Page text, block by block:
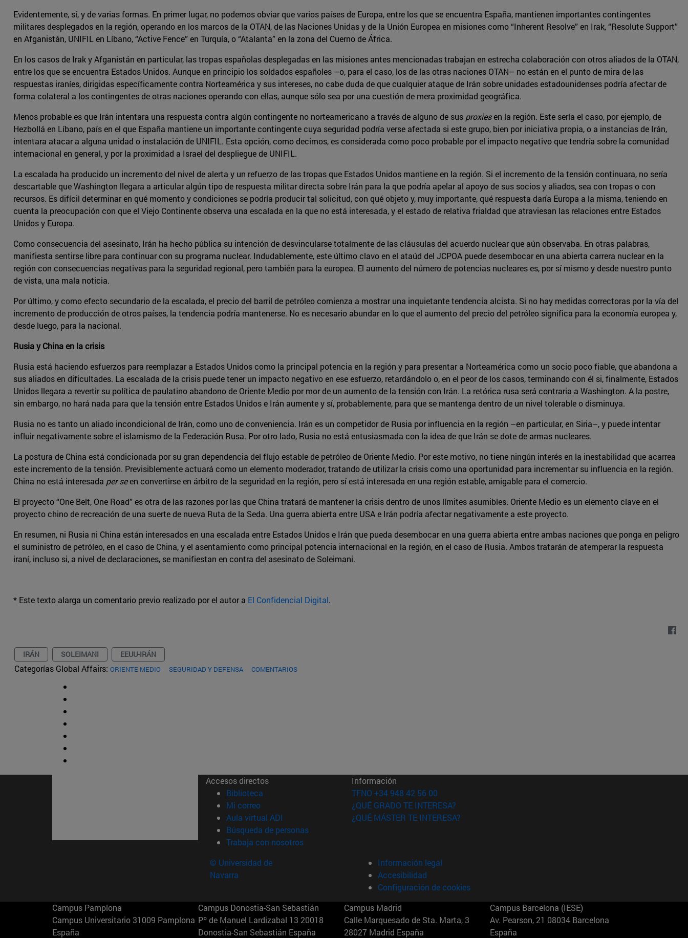
Evidentemente, sí, y de varias formas. En primer lugar, no podemos obviar que varios países de Europa, entre los que se encuentra España, mantienen importantes contingentes
militares desplegados en la región, operando en los marcos de la OTAN, de las Naciones Unidas y de la Unión Europea en misiones como “Inherent Resolve” en Irak, “Resolute Support”
en Afganistán, UNIFIL en Líbano, “Active Fence” en Turquía, o “Atalanta” en la zona del Cuerno de África.
En los casos de Irak y Afganistán en particular, las tropas españolas desplegadas en las misiones antes mencionadas trabajan en estrecha colaboración con otros aliados de la OTAN,
entre los que se encuentra Estados Unidos. Aunque en principio los soldados españoles –o, para el caso, los de las otras naciones OTAN– no están en el punto de mira de las
respuestas iraníes, dirigidas específicamente contra Norteamérica y sus intereses, no cabe duda de que cualquier ataque de Irán sobre unidades estadounidenses podría afectar de
forma colateral a los contingentes de otras naciones operando con ellas, aunque sólo sea por una cuestión de mera proximidad geográfica.
Menos probable es que Irán intentara una respuesta contra algún contingente no norteamericano a través de alguno de sus proxiesen la región. Este sería el caso, por ejemplo, de
Hezbollá en Líbano, país en el que España mantiene un importante contingente cuya seguridad podría verse afectada si este grupo, bien por iniciativa propia, o a instancias de Irán,
intentara atacar a alguna unidad o instalación de UNIFIL. Esta opción, como decimos, es considerada como poco probable por el impacto negativo que tendría sobre la comunidad
internacional en general, y por la proximidad a Israel del despliegue de UNIFIL.
La escalada ha producido un incremento del nivel de alerta y un refuerzo de las tropas que Estados Unidos mantiene en la región. Si el incremento de la tensión continuara, no sería
descartable que Washington llegara a articular algún tipo de respuesta militar directa sobre Irán para la que podría apelar al apoyo de sus socios y aliados, sea con tropas o con
recursos. Es difícil determinar en qué momento y condiciones se podría producir tal solicitud, con qué objeto y, muy importante, qué respuesta daría Europa a la misma, teniendo en
cuenta la preocupación con que el Viejo Continente observa una escalada en la que no está interesada, y el estado de relativa frialdad que atraviesan las relaciones entre Estados
Unidos y Europa.
Como consecuencia del asesinato, Irán ha hecho pública su intención de desvincularse totalmente de las cláusulas del acuerdo nuclear que aún observaba. En otras palabras,
manifiesta sentirse libre para continuar con su programa nuclear. Indudablemente, este último clavo en el ataúd del JCPOA puede desembocar en una abierta carrera nuclear en la
región con consecuencias negativas para la seguridad regional, pero también para la europea. El aumento del número de potencias nucleares es, por sí mismo y desde nuestro punto
de vista, una mala noticia.
Por último, y como efecto secundario de la escalada, el precio del barril de petróleo comienza a mostrar una inquietante tendencia alcista. Si no hay medidas correctoras por la vía del
incremento de producción de otros países, la tendencia podría mantenerse. No es necesario abundar en lo que el aumento del precio del petróleo significa para la economía europea y,
desde luego, para la nacional.
Rusia y China en la crisis
Rusia está haciendo esfuerzos para reemplazar a Estados Unidos como la principal potencia en la región y para presentar a Norteamérica como un socio poco fiable, que abandona a
sus aliados en dificultades. La escalada de la crisis puede tener un impacto negativo en ese esfuerzo, retardándolo o, en el peor de los casos, terminando con él si, finalmente, Estados
Unidos llegara a revertir su política de paulatino abandono de Oriente Medio por mor de un aumento de la tensión con Irán. La retórica rusa será contraria a Washington. A la postre,
sin embargo, no hará nada para que la tensión entre Estados Unidos e Irán aumente y sí, probablemente, para que se mantenga dentro de un nivel tolerable o disminuya.
Rusia no es tanto un aliado incondicional de Irán, como uno de conveniencia. Irán es un competidor de Rusia por influencia en la región –en particular, en Siria–, y puede intentar
influir negativamente sobre el islamismo de la Federación Rusa. Por otro lado, Rusia no está entusiasmada con la idea de que Irán se dote de armas nucleares.
La postura de China está condicionada por su gran dependencia del flujo estable de petróleo de Oriente Medio. Por este motivo, no tiene ningún interés en la inestabilidad que acarrea
este incremento de la tensión. Previsiblemente actuará como un elemento moderador, tratando de utilizar la crisis como una oportunidad para incrementar su influencia en la región.
China no está interesada per seen convertirse en árbitro de la seguridad en la región, pero sí está interesada en una región estable, amigable para el comercio.
El proyecto “One Belt, One Road” es otra de las razones por las que China tratará de mantener la crisis dentro de unos límites asumibles. Oriente Medio es un elemento clave en el
proyecto chino de recreación de una suerte de nueva Ruta de la Seda. Una guerra abierta entre USA e Irán podría afectar negativamente a este proyecto.
En resumen, ni Rusia ni China están interesados en una escalada entre Estados Unidos e Irán que pueda desembocar en una guerra abierta entre ambas naciones que ponga en peligro
el suministro de petróleo, en el caso de China, y el asentamiento como principal potencia internacional en la región, en el caso de Rusia. Ambos tratarán de atemperar la respuesta
iraní, incluso si, a nivel de declaraciones, se manifiestan en contra del asesinato de Soleimani.
* Este texto alarga un comentario previo realizado por el autor a El Confidencial Digital.
IRÁN SOLEIMANI EEUU-IRÁN
Categorías Global Affairs: ORIENTE MEDIO SEGURIDAD Y DEFENSA COMENTARIOS
Accesos directos
Biblioteca (abre en nueva ventana)
Mi correo(abre en nueva ventana)
Aula virtual ADI (abre en nueva ventana)
Búsqueda de personas(abre en nueva ventana)
Trabaja con nosotros(abre en nueva ventana)
Información
TFNO +34 948 42 56 00
¿QUÉ GRADO TE INTERESA?
¿QUÉ MÁSTER TE INTERESA?
© Universidad de
Navarra
Información legal
Accesibilidad
Configuración de cookies
Campus Pamplona
Campus Universitario 31009 Pamplona
España
Campus Donostia-San Sebastián
Pº de Manuel Lardizabal 13 20018
Donostia-San Sebastián España
Campus Madrid
Calle Marquesado de Sta. Marta, 3
28027 Madrid España
Campus Barcelona (IESE)
Av. Pearson, 21 08034 Barcelona
España